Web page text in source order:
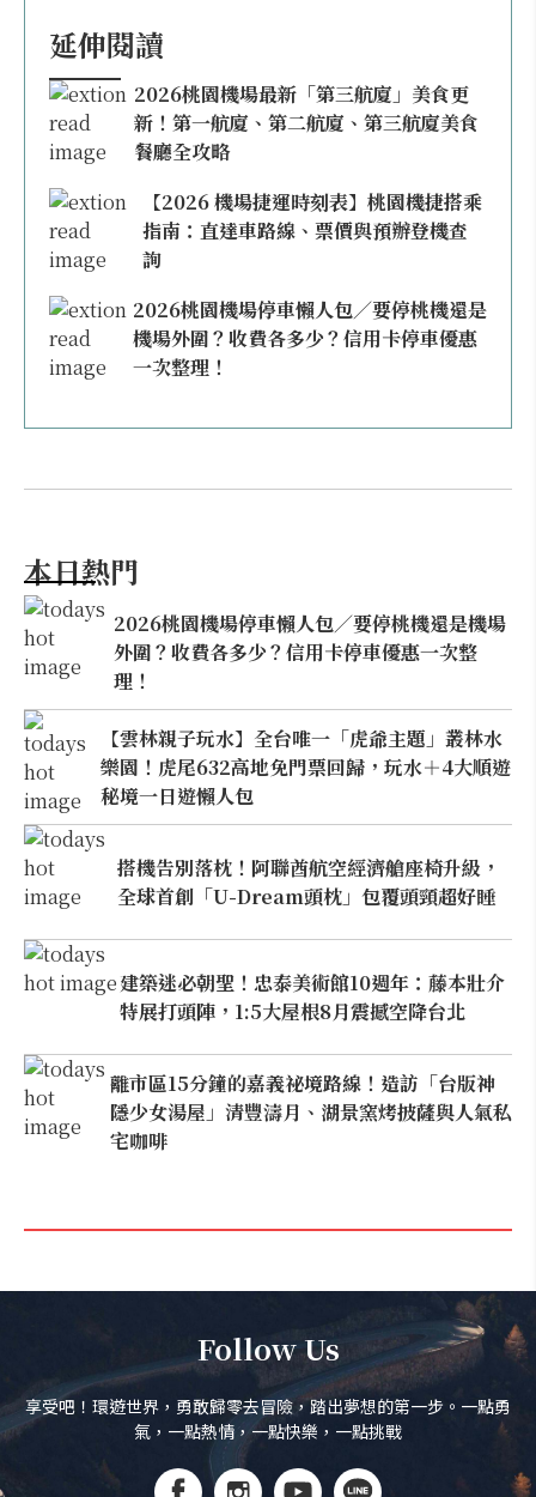
延伸閱讀
2026桃園機場最新「第三航廈」美食更
新！第一航廈、第二航廈、第三航廈美食
餐廳全攻略
【2026 機場捷運時刻表】桃園機捷搭乘
指南：直達車路線、票價與預辦登機查
詢
2026桃園機場停車懶人包／要停桃機還是
機場外圍？收費各多少？信用卡停車優惠
一次整理！
本日熱門
2026桃園機場停車懶人包／要停桃機還是機場
外圍？收費各多少？信用卡停車優惠一次整
理！
【雲林親子玩水】全台唯一「虎爺主題」叢林水
樂園！虎尾632高地免門票回歸，玩水＋4大順遊
秘境一日遊懶人包
搭機告別落枕！阿聯酋航空經濟艙座椅升級，
全球首創「U-Dream頭枕」包覆頭頸超好睡
建築迷必朝聖！忠泰美術館10週年：藤本壯介
特展打頭陣，1:5大屋根8月震撼空降台北
離市區15分鐘的嘉義祕境路線！造訪「台版神
隱少女湯屋」清豐濤月、湖景窯烤披薩與人氣私
宅咖啡
Follow Us
享受吧！環遊世界，勇敢歸零去冒險，踏出夢想的第一步。一點勇
氣，一點熱情，一點快樂，一點挑戰